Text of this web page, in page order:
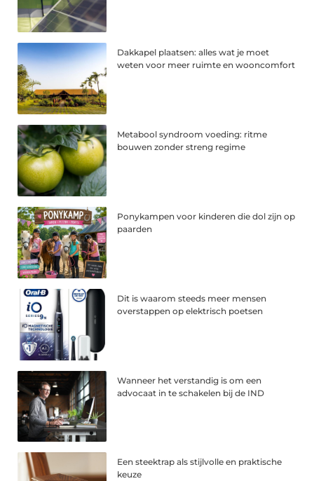
Dakkapel plaatsen: alles wat je moet
weten voor meer ruimte en wooncomfort
Metabool syndroom voeding: ritme
bouwen zonder streng regime
Ponykampen voor kinderen die dol zijn op
paarden
Dit is waarom steeds meer mensen
overstappen op elektrisch poetsen
Wanneer het verstandig is om een
advocaat in te schakelen bij de IND
Een steektrap als stijlvolle en praktische
keuze